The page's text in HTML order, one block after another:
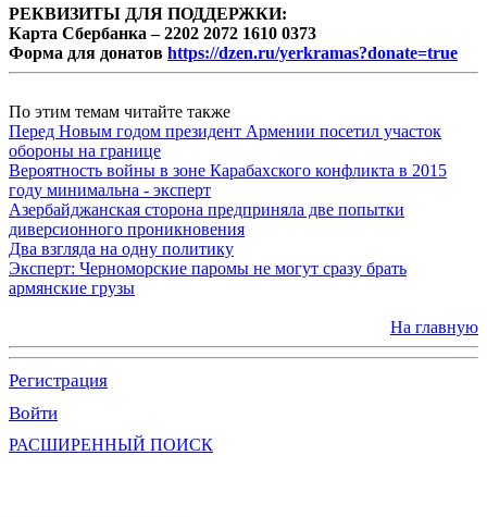
РЕКВИЗИТЫ ДЛЯ ПОДДЕРЖКИ:
Карта Сбербанка – 2202 2072 1610 0373
Форма для донатов https://dzen.ru/yerkramas?donate=true
По этим темам читайте также
Перед Новым годом президент Армении посетил участок
обороны на границе
Вероятность войны в зоне Карабахского конфликта в 2015
году минимальна - эксперт
Азербайджанская сторона предприняла две попытки
диверсионного проникновения
Два взгляда на одну политику
Эксперт: Черноморские паромы не могут сразу брать
армянские грузы
На главную
Регистрация
Войти
РАСШИРЕННЫЙ ПОИСК